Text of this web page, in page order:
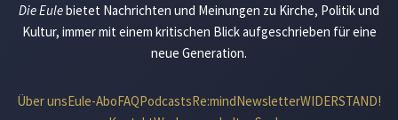
Die Eulebietet Nachrichten und Meinungen zu Kirche, Politik und
Kultur, immer mit einem kritischen Blick aufgeschrieben für eine
neue Generation.
Über unsEule-AboFAQPodcastsRe:mindNewsletterWIDERSTAND!